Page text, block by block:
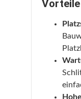
Vorteile